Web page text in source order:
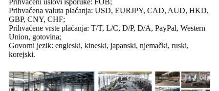
Prihvaćeni uslovi isporuke: FOB;
Prihvaćena valuta plaćanja: USD, EURJPY, CAD, AUD, HKD,
GBP, CNY, CHF;
Prihvaćene vrste plaćanja: T/T, L/C, D/P, D/A, PayPal, Western
Union, gotovina;
Govorni jezik: engleski, kineski, japanski, njemački, ruski,
korejski.